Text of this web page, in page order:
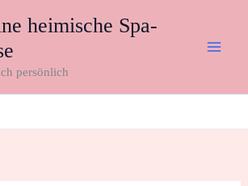
heimische Spa-
persönlich